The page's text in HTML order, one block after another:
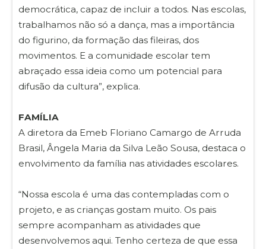
democrática, capaz de incluir a todos. Nas escolas,
trabalhamos não só a dança, mas a importância
do figurino, da formação das fileiras, dos
movimentos. E a comunidade escolar tem
abraçado essa ideia como um potencial para
difusão da cultura”, explica.
FAMÍLIA
A diretora da Emeb Floriano Camargo de Arruda
Brasil, Ângela Maria da Silva Leão Sousa, destaca o
envolvimento da família nas atividades escolares.
“Nossa escola é uma das contempladas com o
projeto, e as crianças gostam muito. Os pais
sempre acompanham as atividades que
desenvolvemos aqui. Tenho certeza de que essa